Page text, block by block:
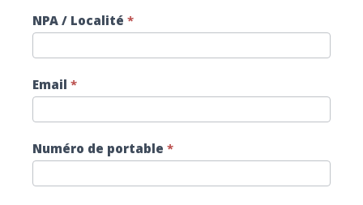
NPA / Localité *
Email *
Numéro de portable *